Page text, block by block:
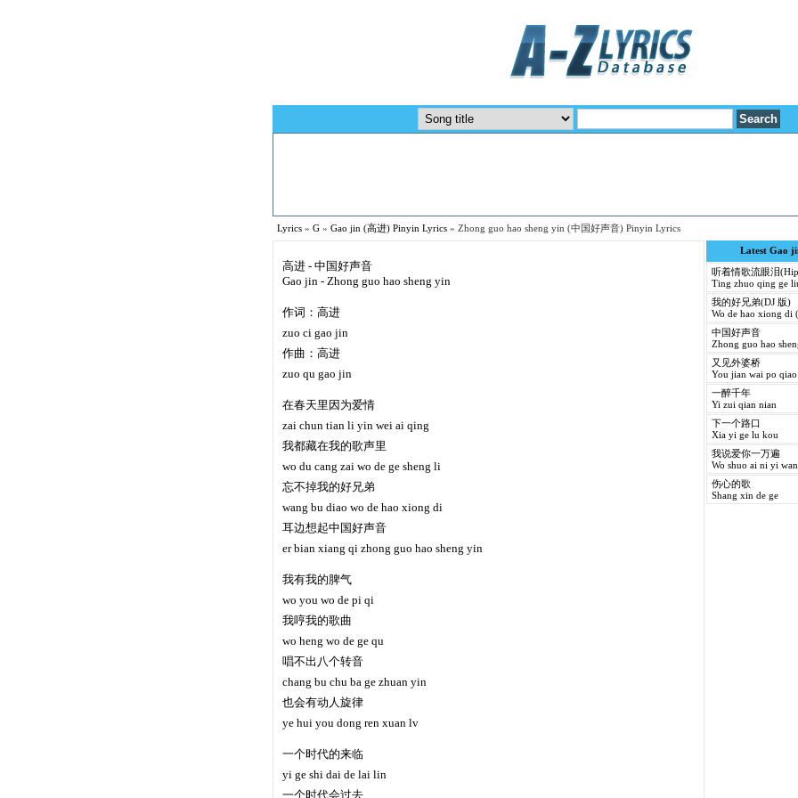
Lyrics » G » Gao jin (高进) Pinyin Lyrics » Zhong guo hao sheng yin (中国好声音) Pinyin Lyrics
高进 - 中国好声音
Gao jin - Zhong guo hao sheng yin
作词：高进
zuo ci gao jin
作曲：高进
zuo qu gao jin
在春天里因为爱情
zai chun tian li yin wei ai qing
我都藏在我的歌声里
wo du cang zai wo de ge sheng li
忘不掉我的好兄弟
wang bu diao wo de hao xiong di
耳边想起中国好声音
er bian xiang qi zhong guo hao sheng yin
我有我的脾气
wo you wo de pi qi
我哼我的歌曲
wo heng wo de ge qu
唱不出八个转音
chang bu chu ba ge zhuan yin
也会有动人旋律
ye hui you dong ren xuan lv
一个时代的来临
yi ge shi dai de lai lin
一个时代会过去
Latest Gao
听着情歌流眼泪
Ting zhuo qing ge
我的好兄弟(DJ 版)
Wo de hao xiong di
中国好声音
Zhong guo hao
又见外婆桥
You jian wai po qiao
一醉千年
Yi zui qian nian
下一个路口
Xia yi ge lu kou
我说爱你一万遍
Wo shuo ai ni yi
伤心的歌
Shang xin de ge